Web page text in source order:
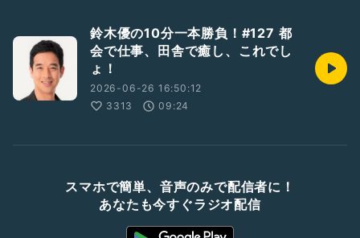
鈴木優の10分一本勝負！#127 都
会で仕事、田舎で癒し、これでし
ょ！
2026-06-26 16:50:12
3313
09:24
スマホで簡単、音声のみで配信者に！
あなたも今すぐラジオ配信